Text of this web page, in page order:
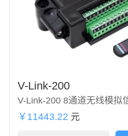
V-Link-200
V-Link-200 8通道无线模拟
￥11443.22 元